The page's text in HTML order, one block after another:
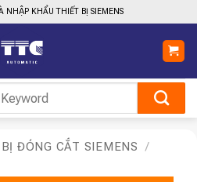
NHẬP KHẨU THIẾT BỊ SIEMENS
ĐÓNG CẮT SIEMENS
/